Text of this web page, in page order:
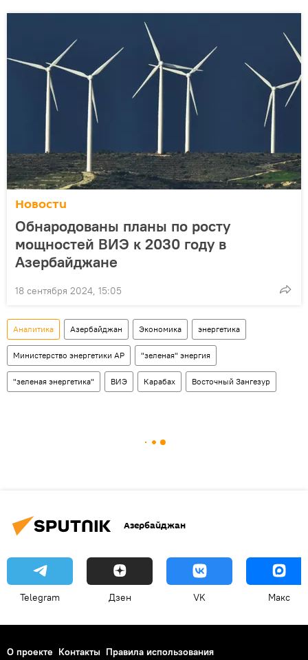
Новости
Обнародованы планы по росту
мощностей ВИЭ к 2030 году в
Азербайджане
18 сентября 2024, 15:05
Аналитика Азербайджан Экономика энергетика
Министерство энергетики АР "зеленая" энергия
"зеленая энергетика" ВИЭ Карабах Восточный Зангезур
Азербайджан
Telegram Дзен VK Макс
О проекте Контакты Правила использования